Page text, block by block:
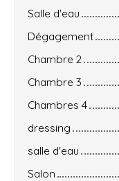
Salle d'eau
Dégagement
Chambre 2
Chambre 3
Chambres 4
dressing
salle d'eau
Salon